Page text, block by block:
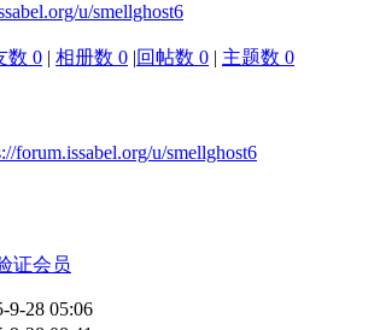
u/smellghost6
数 0 | 相册数 0 |回帖数 0 | 主题数 0
forum.issabel.org/u/smellghost6
证会员
9-28 05:06